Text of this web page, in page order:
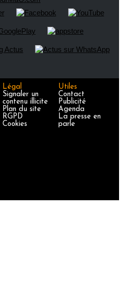
Légal
Signaler un
contenu illicite
Plan du site
RGPD
Cookies
Utiles
Contact
Publicité
Agenda
La presse en
parle